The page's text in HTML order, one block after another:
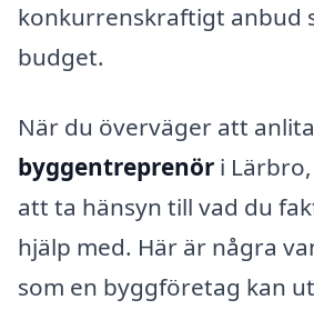
konkurrenskraftigt anbud
budget.
När du överväger att
byggentreprenör i
att ta hänsyn till vad du
hjälp med. Här är några
som en byggföretag kan